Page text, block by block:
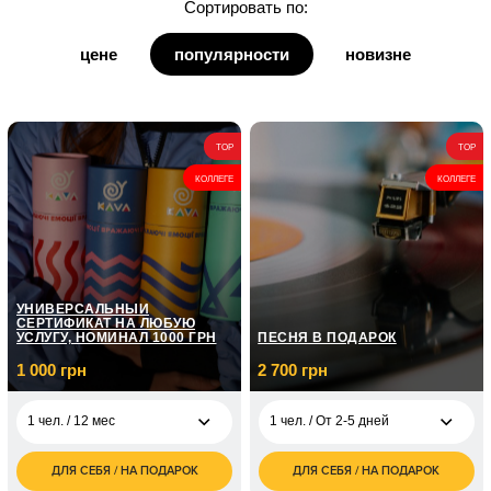
для дедушки
для бабушки
для кума
Сортировать по:
цене популярности новизне
TOP
КОЛЛЕГЕ
УНИВЕРСАЛЬНЫЙ
СЕРТИФИКАТ НА ЛЮБУЮ
УСЛУГУ, НОМИНАЛ 1000 ГРН
1 000 грн
1 чел. / 12 мес
1 000
ДЛЯ СЕБЯ / НА ПОДАРОК
TOP
КОЛЛЕГЕ
ПЕСНЯ В ПОДАРОК
2 700 грн
1 чел. / От 2-5 дней
2 700
ДЛЯ СЕБЯ / НА ПОДАРОК